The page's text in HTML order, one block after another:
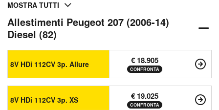
MOSTRA TUTTI
Allestimenti Peugeot 207 (2006-14)
Diesel (82)
8V HDi 112CV 3p. Allure € 18.905
CONFRONTA
8V HDi 112CV 3p. XS € 19.025
CONFRONTA